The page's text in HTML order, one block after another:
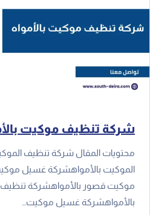
شركة تنظيف موكيت
محتويات المقال شركة تنظيف
الموكيت بالأمواهشركة غسيل
موكيت قصور بالأمواهشركة
بالأمواهشركة غسيل موكيت…